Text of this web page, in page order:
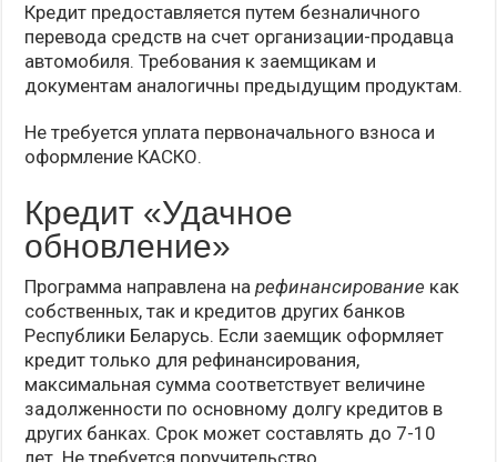
Кредит предоставляется путем безналичного
перевода средств на счет организации-продавца
автомобиля. Требования к заемщикам и
документам аналогичны предыдущим продуктам.
Не требуется уплата первоначального взноса и
оформление КАСКО.
Кредит «Удачное
обновление»
Программа направлена нарефинансирование как
собственных, так и кредитов других банков
Республики Беларусь. Если заемщик оформляет
кредит только для рефинансирования,
максимальная сумма соответствует величине
задолженности по основному долгу кредитов в
других банках. Срок может составлять до 7-10